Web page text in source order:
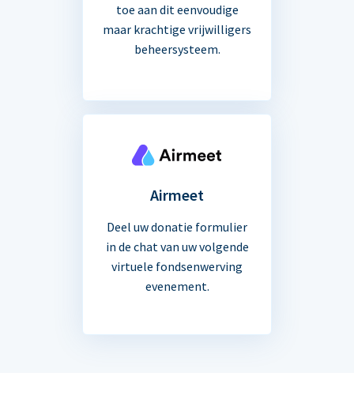
toe aan dit eenvoudige
maar krachtige vrijwilligers
beheersysteem.
Airmeet
Deel uw donatie formulier
in de chat van uw volgende
virtuele fondsenwerving
evenement.